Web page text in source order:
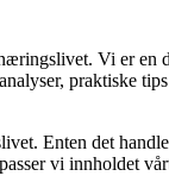
Vi er en
praktiske
Enten det
vi innholdet